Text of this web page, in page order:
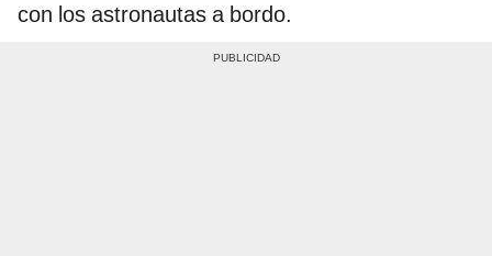
con los astronautas a bordo.